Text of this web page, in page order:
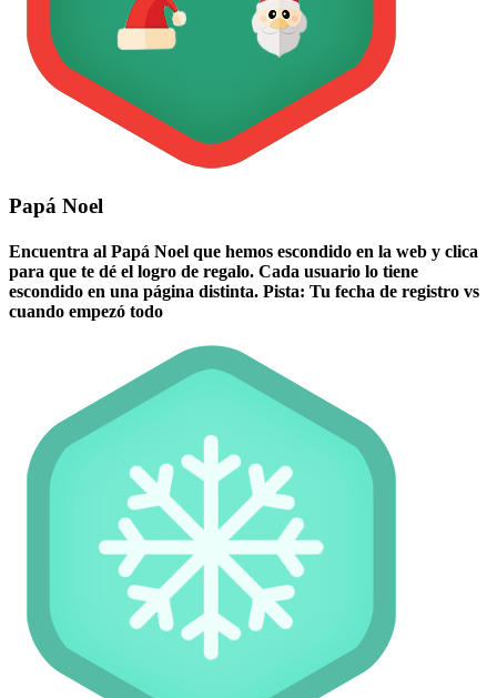
Papá Noel
Encuentra al Papá Noel que hemos escondido en la web y clica
para que te dé el logro de regalo. Cada usuario lo tiene
escondido en una página distinta. Pista: Tu fecha de registro vs
cuando empezó todo